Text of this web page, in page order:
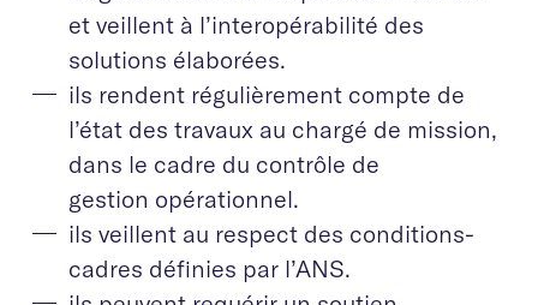
et veillent à l’interopérabilité des
solutions élaborées.
ils rendent régulièrement compte de
l’état des travaux au chargé de mission,
dans le cadre du contrôle de
gestion opérationnel.
ils veillent au respect des conditions-
cadres définies par l’ANS.